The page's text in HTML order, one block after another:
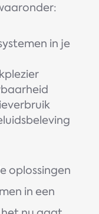
in je
oplossingen
in een